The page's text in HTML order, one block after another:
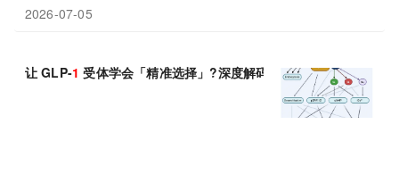
2026-07-05
让 GLP-1 受体学会「精准选择」?深度解码偏向型 GLP-1RA 激